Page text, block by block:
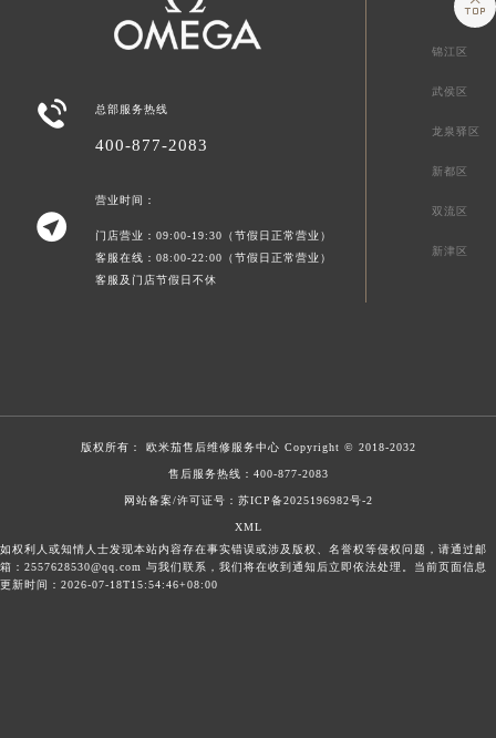
 总部服务热线
400-877-2083

营业时间：
门店营业：09:00-19:30（节假日正常营业）
客服在线：08:00-22:00（节假日正常营业）
客服及门店节假日不休
锦江区
武侯区
龙泉驿区
新都区
双流区
新津区
版权所有： 欧米茄售后维修服务中心 Copyright © 2018-2032
售后服务热线： 400-877-2083
网站备案/许可证号：苏ICP备2025196982号-2
XML
如权利人或知情人士发现本站内容存在事实错误或涉及版权、名誉权等侵权问题，请通过邮
箱：2557628530@qq.com 与我们联系，我们将在收到通知后立即依法处理。当前页面信息
更新时间：2026-07-18T15:54:46+08:00
